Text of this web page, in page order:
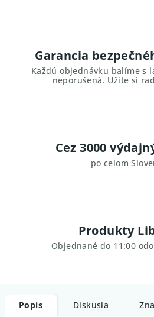
Garancia
Každú objednávku balíme s
neporušená. Užite si
Cez 3000
po celom
Produkty
Objednané do 11:00
Popis Diskusia